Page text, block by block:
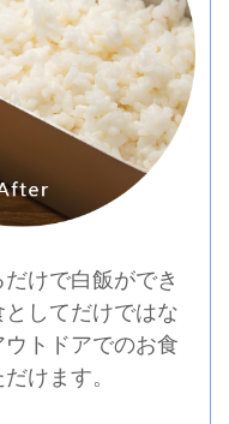
けで白飯ができ
してだけではな
トドアでのお食
けます。